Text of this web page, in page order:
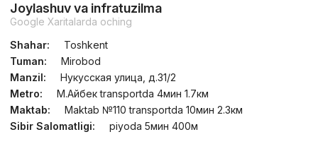
Joylashuv va infratuzilma
Google Xaritalarda oching
Shahar:
Toshkent
Tuman:
Mirobod
Manzil:
Нукусская улица, д.31/2
Metro:
М.Айбек transportda 4мин 1.7км
Maktab:
Maktab №110 transportda 10мин 2.3км
Sibir Salomatligi:
piyoda 5мин 400м